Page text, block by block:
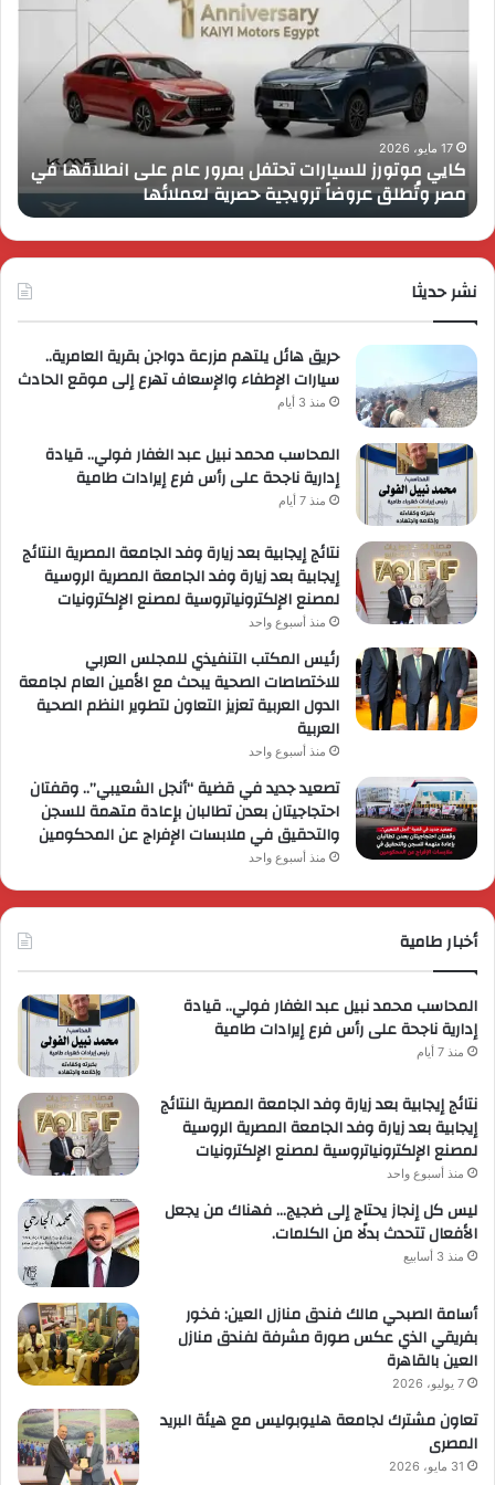
للسيارات
تحتفل
عام
انطلاقها
في
مصر
وتُطلق
عروضاً
ترويجية
حصرية
17 مايو، 2026
كايي موتورز للسيارات تحتفل بمرور عام على انطلاقها في
مصر وتُطلق عروضاً ترويجية حصرية لعملائها
نشر حديثا
حريق هائل يلتهم مزرعة دواجن بقرية العامرية..
سيارات الإطفاء والإسعاف تهرع إلى موقع الحادث
منذ 3 أيام
المحاسب محمد نبيل عبد الغفار فولي.. قيادة
إدارية ناجحة على رأس فرع إيرادات طامية
منذ 7 أيام
نتائج إيجابية بعد زيارة وفد الجامعة المصرية النتائج
إيجابية بعد زيارة وفد الجامعة المصرية الروسية
لمصنع الإلكترونياتروسية لمصنع الإلكترونيات
منذ أسبوع واحد
رئيس المكتب التنفيذي للمجلس العربي
للاختصاصات الصحية يبحث مع الأمين العام لجامعة
الدول العربية تعزيز التعاون لتطوير النظم الصحية
العربية
منذ أسبوع واحد
تصعيد جديد في قضية “أنجل الشعيبي”.. وقفتان
احتجاجيتان بعدن تطالبان بإعادة متهمة للسجن
والتحقيق في ملابسات الإفراج عن المحكومين
منذ أسبوع واحد
أخبار طامية
المحاسب محمد نبيل عبد الغفار فولي.. قيادة
إدارية ناجحة على رأس فرع إيرادات طامية
منذ 7 أيام
نتائج إيجابية بعد زيارة وفد الجامعة المصرية النتائج
إيجابية بعد زيارة وفد الجامعة المصرية الروسية
لمصنع الإلكترونياتروسية لمصنع الإلكترونيات
منذ أسبوع واحد
ليس كل إنجاز يحتاج إلى ضجيج… فهناك من يجعل
الأفعال تتحدث بدلًا من الكلمات.
منذ 3 أسابيع
أسامة الصبحي مالك فندق منازل العين: فخور
بفريقي الذي عكس صورة مشرفة لفندق منازل
العين بالقاهرة
7 يوليو، 2026
تعاون مشترك لجامعة هليوبوليس مع هيئة البريد
المصرى
31 مايو، 2026